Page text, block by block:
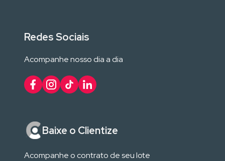
Redes Sociais
Acompanhe nosso dia a dia
Baixe o Clientize
Acompanhe o contrato de seu lote